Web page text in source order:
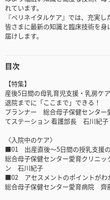
れています。
『ペリネイタルケア』では、充実
皆さまに最新の知識と臨床技術を
届けします。
目次
【特集】
産後5日間の母乳育児支援・乳房ケア
退院までに「ここまで」できる！
プランナー 総合母子保健センター
てステーション 看護部長 石川紀子
〈入院中のケア〉
■01 出産直後～5日間の授乳支援
総合母子保健センター愛育クリニ
ン 石川紀子
■02 アセスメントのポイントがわ
総合母子保健センター愛育病院 齊